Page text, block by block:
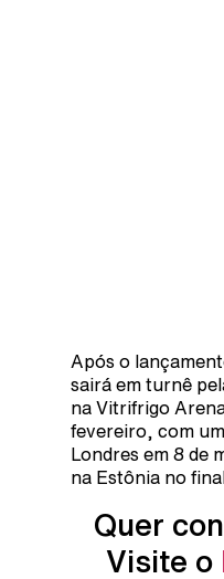
Após o
sairá em turnê
na Vitrifrigo
fevereiro, com
Londres em 8 de
na Estônia no
Quer
Visite o